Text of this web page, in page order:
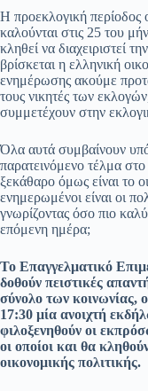
Η προεκλογική περίοδος
καλούνται στις 25 του
κληθεί να διαχειριστεί
βρίσκεται η ελληνική
ενημέρωσης ακούμε
τους νικητές των
συμμετέχουν στην
Όλα αυτά συμβαίνουν
παρατεινόμενο τέλμα
ξεκάθαρο όμως είναι το
ενημερωμένοι είναι οι
γνωρίζοντας όσο πιο
επόμενη ημέρα;
Το Επαγγελματικό
δοθούν πειστικές
σύνολο των κοινωνίας,
17:30 μία ανοιχτή
φιλοξενηθούν οι
οι οποίοι και θα
οικονομικής πολιτικής.